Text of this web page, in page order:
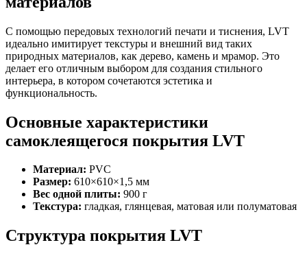
С помощью передовых технологий печати и тиснения, LVT
идеально имитирует текстуры и внешний вид таких
природных материалов, как дерево, камень и мрамор. Это
делает его отличным выбором для создания стильного
интерьера, в котором сочетаются эстетика и
функциональность.
Основные характеристики
самоклеящегося покрытия LVT
Материал: PVC
Размер: 610×610×1,5 мм
Вес одной плиты: 900 г
Текстура: гладкая, глянцевая, матовая или полуматовая
Структура покрытия LVT